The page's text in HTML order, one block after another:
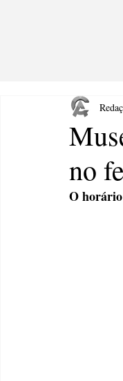
no
O horário